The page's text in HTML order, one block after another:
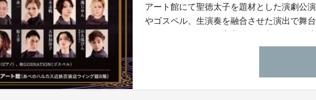
アート館にて聖徳太子を題材とした演劇公
やゴスペル、生演奏を融合させた演出で舞